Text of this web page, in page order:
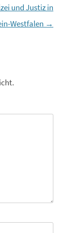
und Justiz in
Westfalen →